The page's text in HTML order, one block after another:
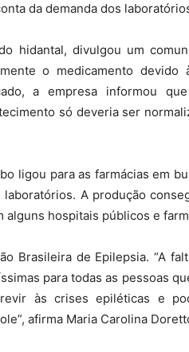
da demanda dos
hidantal, divulgou um
o medicamento
a empresa informou
só deveria ser
ligou para as farmácias em
A produção
alguns hospitais públicos e
Brasileira de Epilepsia. “A
para todas as pessoas
às crises epiléticas e
afirma Maria Carolina